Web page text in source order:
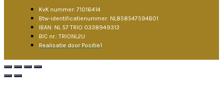
KvK nummer: 71016414
Btw-identificatienummer: NL858547594B01
IBAN: NL 57 TRIO 0338949313
BIC nr.: TRIONL2U
Realisatie door Positie1